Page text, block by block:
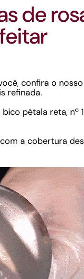
de
confira o
refinada.
pétala reta, nº
a cobertura